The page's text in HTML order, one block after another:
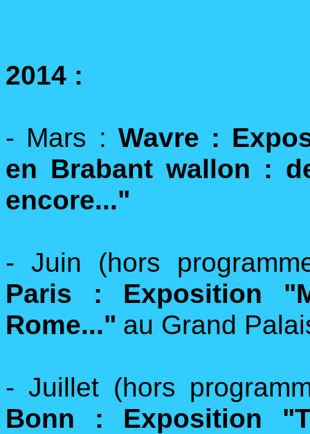
2014 :
- Mars : Wavre :
en Brabant wallon :
encore..."
- Juin (hors
Paris : Exposition
Rome..." au Grand
- Juillet (hors
Bonn : Exposition